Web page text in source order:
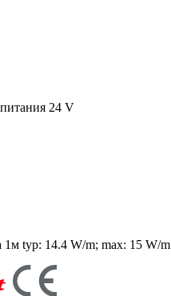
24 V
1м typ: 14.4 W/m; max: 15 W/m